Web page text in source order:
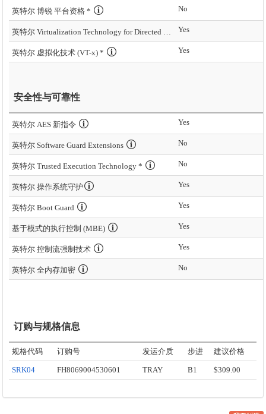
英特尔 博锐 平台资格 * No
英特尔 Virtualization Technology for Directed I/O (VT-d) * Yes
英特尔 虚拟化技术 (VT-x) * Yes
安全性与可靠性
英特尔 AES 新指令 Yes
英特尔 Software Guard Extensions No
英特尔 Trusted Execution Technology * No
英特尔 操作系统守护 Yes
英特尔 Boot Guard Yes
基于模式的执行控制 (MBE) Yes
英特尔 控制流强制技术 Yes
英特尔 全内存加密 No
订购与规格信息
规格代码 订购号 发运介质 步进 建议价格
SRK04 FH8069004530601 TRAY B1 $309.00